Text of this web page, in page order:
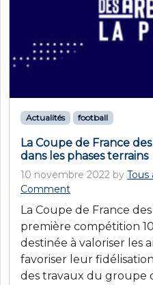
Actualités football
La Coupe de France
dans les phases terrains
10 novembre 2022 by Tous
Comment
La Coupe de France
première compétition
destinée à valoriser les
favoriser leur
des travaux du groupe